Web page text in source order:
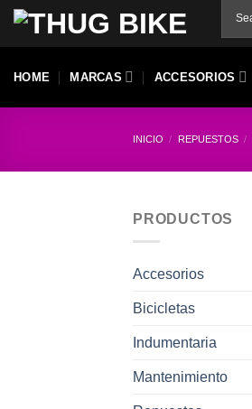
Skip
HOME MARCAS ACCESORIOS
INICIO / REPUESTOS /
PRODUCTOS
Accesorios
Bicicletas
Indumentaria
Mantenimiento